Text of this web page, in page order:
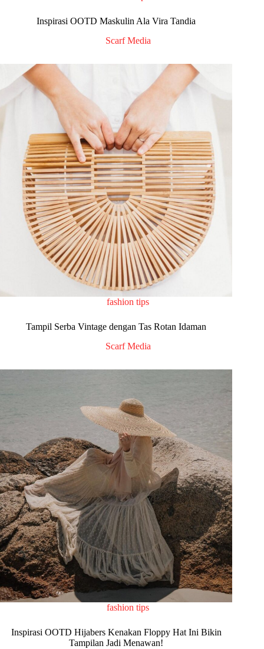
Inspirasi OOTD Maskulin Ala Vira Tandia
Scarf Media
fashion tips
Tampil Serba Vintage dengan Tas Rotan Idaman
Scarf Media
fashion tips
Inspirasi OOTD Hijabers Kenakan Floppy Hat Ini Bikin
Tampilan Jadi Menawan!